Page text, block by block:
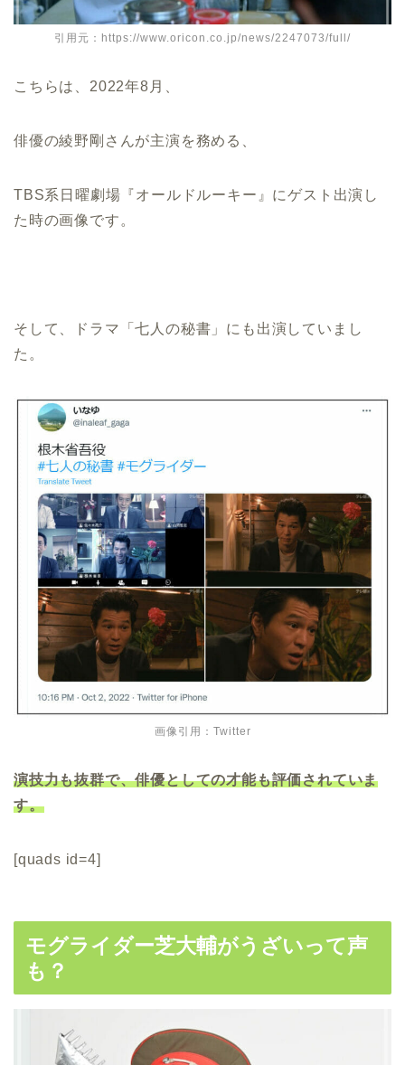
引用元：https://www.oricon.co.jp/news/2247073/full/
こちらは、2022年8月、
俳優の綾野剛さんが主演を務める、
TBS系日曜劇場『オールドルーキー』にゲスト出演し
た時の画像です。
そして、ドラマ「七人の秘書」にも出演していまし
た。
画像引用：Twitter
演技力も抜群で、俳優としての才能も評価されていま
す。
[quads id=4]
モグライダー芝大輔がうざいって声
も？